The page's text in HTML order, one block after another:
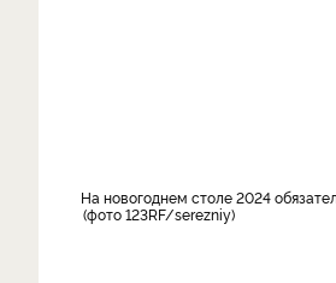
На новогоднем столе 2024
фото 123RF/serezniy